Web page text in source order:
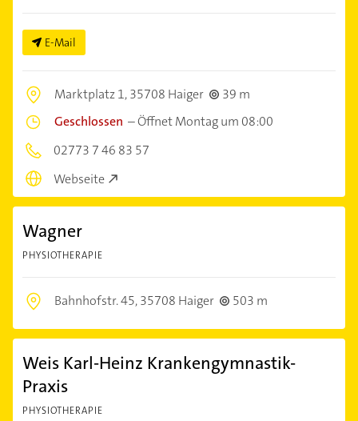
E-Mail
Marktplatz 1,35708 Haiger
39 m
Geschlossen –Öffnet Montag um 08:00
02773 7 46 83 57
Webseite
Wagner
PHYSIOTHERAPIE
Bahnhofstr. 45,35708 Haiger 503 m
Weis Karl-Heinz Krankengymnastik-
Praxis
PHYSIOTHERAPIE